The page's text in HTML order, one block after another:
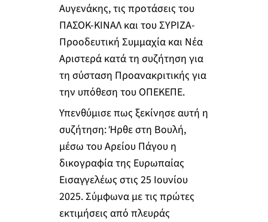
Αυγενάκης, τις προτάσεις του
ΠΑΣΟΚ-ΚΙΝΑΛ και του ΣΥΡΙΖΑ-
Προοδευτική Συμμαχία και Νέα
Αριστερά κατά τη συζήτηση για
τη σύσταση Προανακριτικής για
την υπόθεση του ΟΠΕΚΕΠΕ.
Υπενθύμισε πως ξεκίνησε αυτή η
συζήτηση: Ήρθε στη Βουλή,
μέσω του Αρείου Πάγου η
δικογραφία της Ευρωπαίας
Εισαγγελέως στις 25 Ιουνίου
2025. Σύμφωνα με τις πρώτες
εκτιμήσεις από πλευράς